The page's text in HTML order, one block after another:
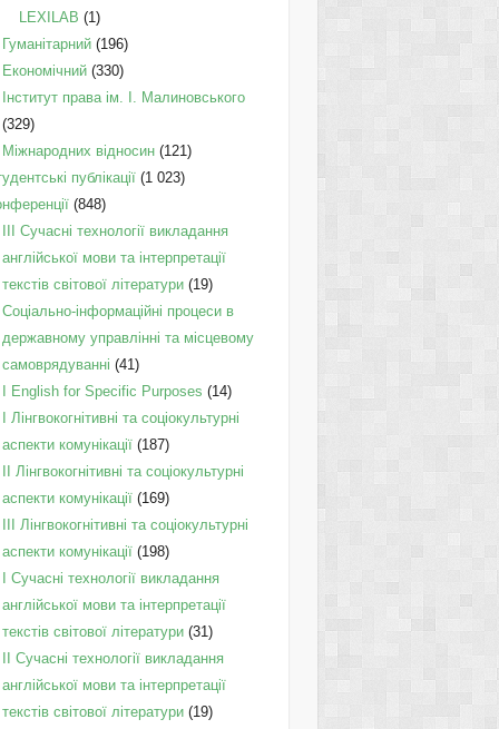
LEXILAB (1)
Гуманітарний(196)
Економічний(330)
Інститут права ім. І. Малиновського
(329)
Міжнародних відносин(121)
публікації(1 023)
(848)
III Сучасні технології викладання
англійської мови та інтерпретації
текстів світової літератури(19)
Соціально-інформаційні процеси в
державному управлінні та місцевому
самоврядуванні (41)
І English for Specific Purposes (14)
I Лінгвокогнітивні та соціокультурні
аспекти комунікації(187)
IІ Лінгвокогнітивні та соціокультурні
аспекти комунікації(169)
IІI Лінгвокогнітивні та соціокультурні
аспекти комунікації(198)
I Cучасні технології викладання
англійської мови та інтерпретації
текстів світової літератури(31)
II Cучасні технології викладання
англійської мови та інтерпретації
текстів світової літератури(19)